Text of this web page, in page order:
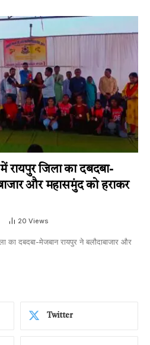
रायपुर जिला का दबदबा-​
और महासमुंद को हराकर
20 Views
का दबदबा-​मेजबान रायपुर ने बलौदाबाजार और
Twitter